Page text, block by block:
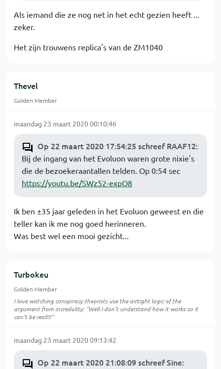
Als iemand die ze nog net in het echt gezien heeft ...
zeker.
Het zijn trouwens replica's van de ZM1040
Thevel
Golden Member
maandag 23 maart 2020 00:10:46
Op 22 maart 2020 17:54:25 schreef RAAF12:
Bij de ingang van het Evoluon waren grote nixie's
die de bezoekeraantallen telden. Op 0:54 sec
https://youtu.be/SWz52-expO8
Ik ben ±35 jaar geleden in het Evoluon geweest en die
teller kan ik me nog goed herinneren.
Was best wel een mooi gezicht...
Turbokeu
Golden Member
I love watching conspiracy theorists use the airtight logic of the
argument from incredulity: "Well I don't understand how it works so it
can't be real!!!"
maandag 23 maart 2020 09:13:42
Op 22 maart 2020 21:08:09 schreef Sine: